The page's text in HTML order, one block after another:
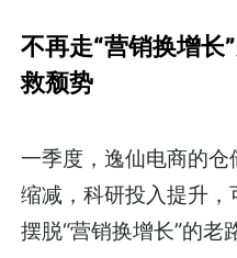
不再走“营销换增长
救颓势
一季度，逸仙电商的
缩减，科研投入提升
摆脱“营销换增长”的老